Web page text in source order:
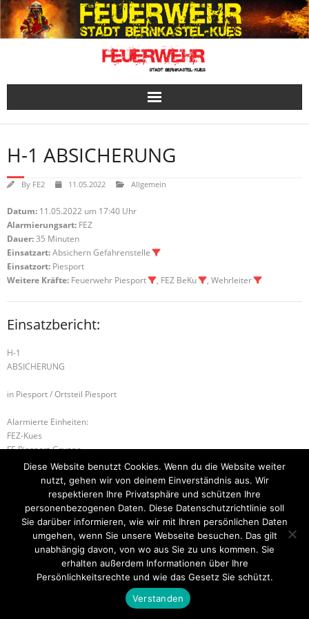
Skip
to
content
H-1 ABSICHERUNG
By FE2 11.05.2022 Allgemein
Datum: 11.05.2022 um 17:40 Uhr
Alarmierungsart: FEZ
Dauer:35 Minuten
Einsatzart:Absichern Gefahrenstelle
Einsatzort: Piesport
Weitere Kräfte: Feuerwehr Piesport , FEZ BeKu , Wehrleiter
Einsatzbericht:
H-1
ABSICHERUNG
in Piesport / Ortsteil Piesport
Alarmierte Einheiten:
FEZ-Kues
FF-Piesport-Gruppe
B-2 RAUCHENTWICKLUNG AUS GEBÄUDE
H-2 VERKEHRSUNFALL
Startseite Einsätze Mitglied werden Über uns
Bilder
Kontakt
Think Up Themes Ltd. Powered by
Diese Website benutzt Cookies. Wenn du die Website weiter
nutzt, gehen wir von deinem Einverständnis aus. Wir
respektieren Ihre Privatsphäre und schützen Ihre
personenbezogenen Daten. Diese Datenschutzrichtlinie soll
Sie darüber informieren, wie wir mit Ihren persönlichen Daten
umgehen, wenn Sie unsere Webseite besuchen. Das gilt
unabhängig davon, von wo aus Sie zu uns kommen. Sie
erhalten außerdem Informationen über Ihre
Persönlichkeitsrechte und wie das Gesetz Sie schützt.
Verstanden